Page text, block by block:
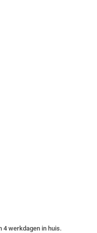
4 werkdagen in huis.